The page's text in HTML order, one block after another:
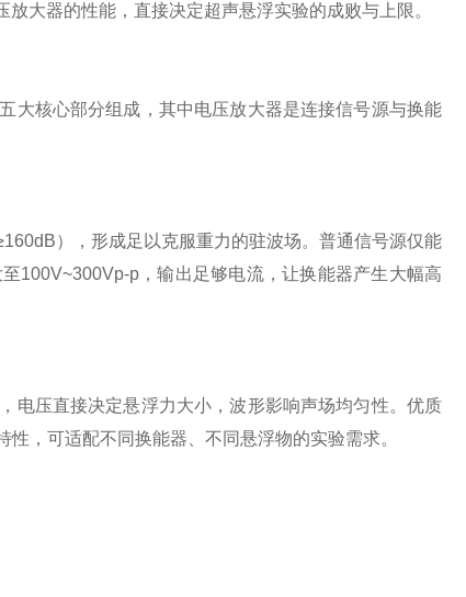
器的性能，直接决定超声悬浮实验的成败与上限。
核心部分组成，其中电压放大器是连接信号源与换能
），形成足以克服重力的驻波场。普通信号源仅能
100V~300Vp-p，输出足够电流，让换能器产生大幅高
压直接决定悬浮力大小，波形影响声场均匀性。优质
，可适配不同换能器、不同悬浮物的实验需求。